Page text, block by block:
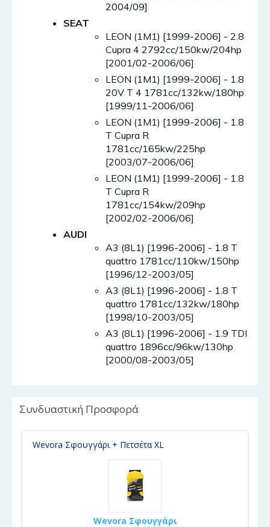
2004/09]
SEAT
LEON (1M1) [1999-2006] - 2.8
Cupra 4 2792cc/150kw/204hp
[2001/02-2006/06]
LEON (1M1) [1999-2006] - 1.8
20V T 4 1781cc/132kw/180hp
[1999/11-2006/06]
LEON (1M1) [1999-2006] - 1.8
T Cupra R
1781cc/165kw/225hp
[2003/07-2006/06]
LEON (1M1) [1999-2006] - 1.8
T Cupra R
1781cc/154kw/209hp
[2002/02-2006/06]
AUDI
A3 (8L1) [1996-2006] - 1.8 T
quattro 1781cc/110kw/150hp
[1996/12-2003/05]
A3 (8L1) [1996-2006] - 1.8 T
quattro 1781cc/132kw/180hp
[1998/10-2003/05]
A3 (8L1) [1996-2006] - 1.9 TDI
quattro 1896cc/96kw/130hp
[2000/08-2003/05]
Συνδυαστική Προσφορά
Wevora Σφουγγάρι + Πετσέτα XL
Wevora Σφουγγάρι